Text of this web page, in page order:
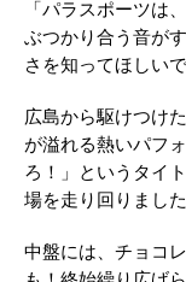
「パラスポーツは
ぶつかり合う音が
さを知ってほしいで
広島から駆けつけ
が溢れる熱いパフ
ろ！」というタイ
場を走り回りました
中盤には、チョコ